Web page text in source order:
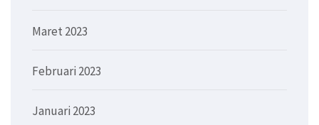
Maret 2023
Februari 2023
Januari 2023